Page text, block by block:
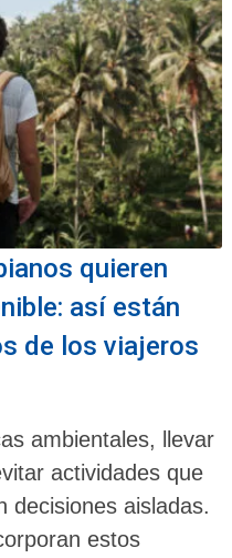
quieren
así están
de los viajeros
ambientales, llevar
actividades que
decisiones aisladas.
estos